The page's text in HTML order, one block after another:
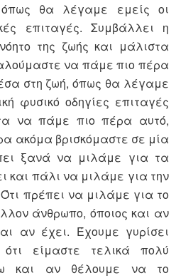
θα λέγαμε εμείς οι
επιταγές. Συμβάλλει η
της ζωής και μάλιστα
να πάμε πιο πέρα
στη ζωή, όπως θα λέγαμε
φυσικό οδηγίες επιταγές
να πάμε πιο πέρα αυτό,
ακόμα βρισκόμαστε σε μία
ξανά να μιλάμε για τα
και πάλι να μιλάμε για την
πρέπει να μιλάμε για το
άνθρωπο, όποιος και αν
αν έχει. Έχουμε γυρίσει
είμαστε τελικά πολύ
και αν θέλουμε να το